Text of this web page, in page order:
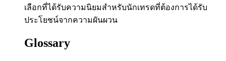
เลือกที่ได้รับความนิยมสำหรับนักเทรดที่ต้องการได้รับ
ประโยชน์จากความผันผวน
Glossary